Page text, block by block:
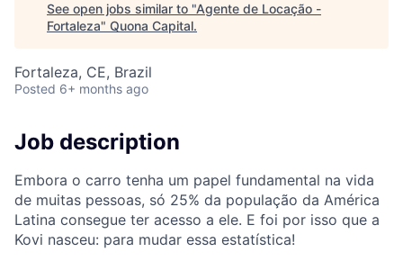
See open jobs similar to "Agente de Locação -
Fortaleza" Quona Capital.
Fortaleza, CE, Brazil
Posted 6+ months ago
Job description
Embora o carro tenha um papel fundamental na vida
de muitas pessoas, só 25% da população da América
Latina consegue ter acesso a ele. E foi por isso que a
Kovi nasceu: para mudar essa estatística!